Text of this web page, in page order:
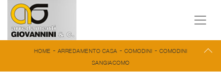
HOME - ARREDAMENTO CASA - COMODINI - COMODINI
SANGIACOMO